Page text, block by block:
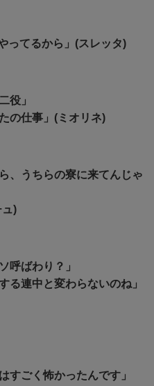
ってるから」(スレッタ)
役」
の仕事」(ミオリネ)
、うちらの寮に来てんじゃ
ュ)
呼ばわり？」
る連中と変わらないのね」
すごく怖かったんです」